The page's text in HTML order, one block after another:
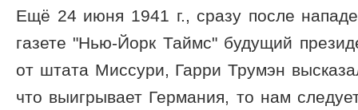
Ещё 24 июня 1941 г., сразу после
газете "Нью-Йорк Таймс" будущий
от штата Миссури, Гарри Трумэн
что выигрывает Германия, то нам